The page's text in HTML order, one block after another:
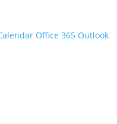
Office 365 Outlook